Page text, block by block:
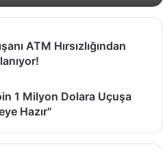
ATM Hırsızlığından
1 Milyon Dolara Uçuşa
Hazır"